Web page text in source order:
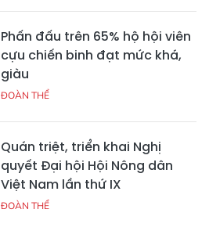
Phấn đấu trên 65% hộ hội viên
cựu chiến binh đạt mức khá,
giàu
ĐOÀN THỂ
Quán triệt, triển khai Nghị
quyết Đại hội Hội Nông dân
Việt Nam lần thứ IX
ĐOÀN THỂ